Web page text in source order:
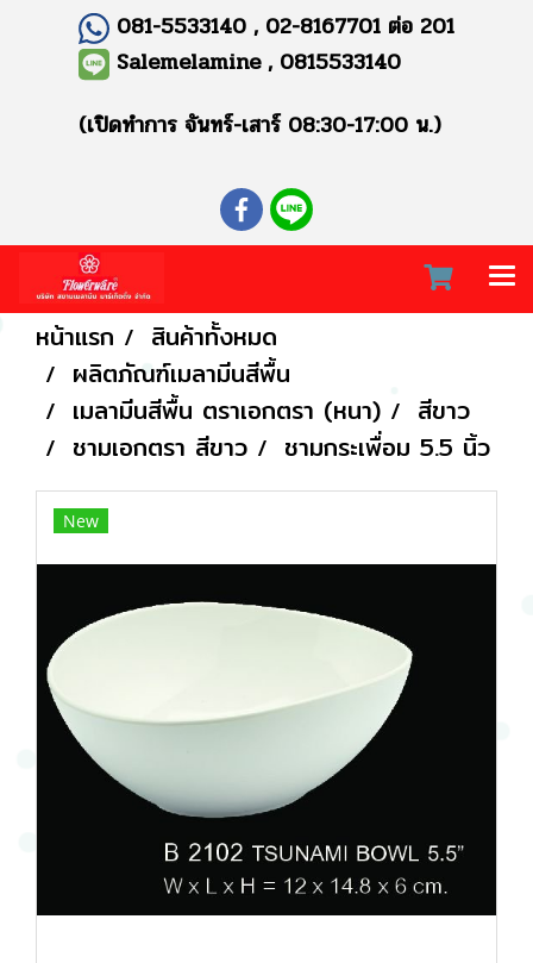
081-5533140 , 02-8167701 ต่อ 201
Salemelamine , 0815533140
(เปิดทำการ จันทร์-เสาร์ 08:30-17:00 น.)
หน้าแรก
สินค้าทั้งหมด
ผลิตภัณฑ์เมลามีนสีพื้น
เมลามีนสีพื้น ตราเอกตรา (หนา)
สีขาว
ชามเอกตรา สีขาว
ชามกระเพื่อม 5.5 นิ้ว
New